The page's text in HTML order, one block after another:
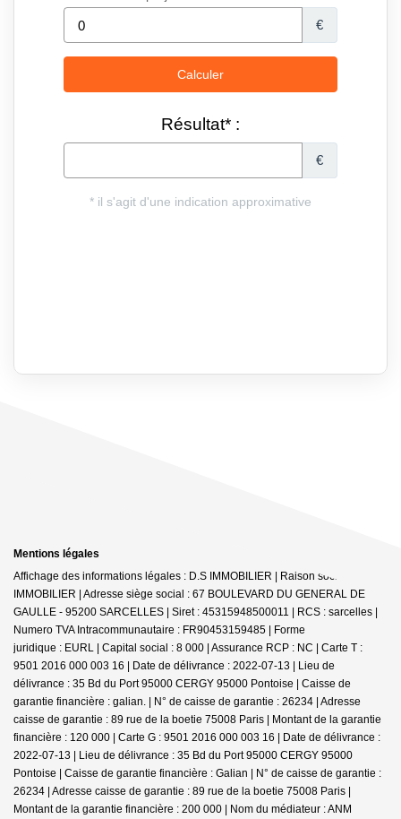
Mentions légales
Affichage des informations légales : D.S IMMOBILIER | Raison sociale : DS
IMMOBILIER | Adresse siège social : 67 BOULEVARD DU GENERAL DE
GAULLE - 95200 SARCELLES | Siret : 45315948500011 | RCS : sarcelles |
Numero TVA Intracommunautaire : FR90453159485 | Forme
juridique : EURL | Capital social : 8 000 | Assurance RCP : NC | Carte T :
9501 2016 000 003 16 | Date de délivrance : 2022-07-13 | Lieu de
délivrance : 35 Bd du Port 95000 CERGY 95000 Pontoise | Caisse de
garantie financière : galian. | N° de caisse de garantie : 26234 | Adresse
caisse de garantie : 89 rue de la boetie 75008 Paris | Montant de la garantie
financière : 120 000 | Carte G : 9501 2016 000 003 16 | Date de délivrance :
2022-07-13 | Lieu de délivrance : 35 Bd du Port 95000 CERGY 95000
Pontoise | Caisse de garantie financière : Galian | N° de caisse de garantie :
26234 | Adresse caisse de garantie : 89 rue de la boetie 75008 Paris |
Montant de la garantie financière : 200 000 | Nom du médiateur : ANM